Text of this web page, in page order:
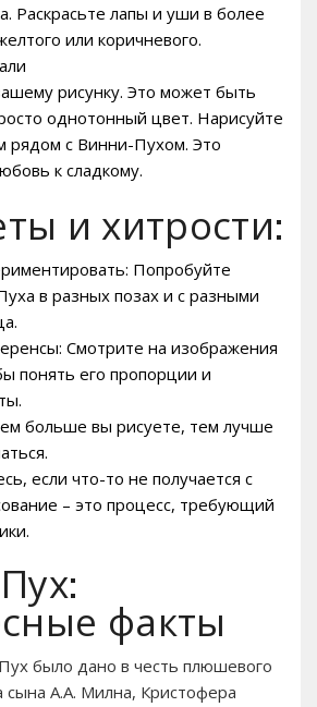
Раскрасьте лапы и уши в более
или коричневого.
рисунку. Это может быть
однотонный цвет. Нарисуйте
рядом с Винни-Пухом. Это
к сладкому.
и хитрости:
Попробуйте
в разных позах и с разными
Смотрите на изображения
понять его пропорции и
больше вы рисуете, тем лучше
если что-то не получается с
– это процесс, требующий
факты
было дано в честь плюшевого
А.А. Милна, Кристофера